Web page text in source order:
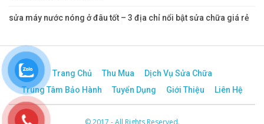
sửa máy nước nóng ở đâu tốt – 3 địa chỉ nổi bật sửa chữa giá rẻ
Trang Chủ Thu Mua
Dịch Vụ Sửa Chữa
Trung Tâm Bảo Hành
Tuyển Dụng Giới Thiệu Liên Hệ
© 2017 - All Rights Reserved.